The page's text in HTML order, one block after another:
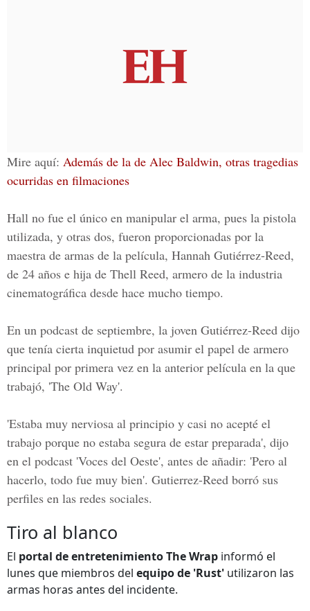
Mire aquí: Además de la de Alec Baldwin, otras tragedias
ocurridas en filmaciones
Hall no fue el único en manipular el arma, pues la pistola
utilizada, y otras dos, fueron proporcionadas por la
maestra de armas de la película, Hannah Gutiérrez-Reed,
de 24 años e hija de Thell Reed, armero de la industria
cinematográfica desde hace mucho tiempo.
En un podcast de septiembre, la joven Gutiérrez-Reed dijo
que tenía cierta inquietud por asumir el papel de armero
principal por primera vez en la anterior película en la que
trabajó, 'The Old Way'.
'Estaba muy nerviosa al principio y casi no acepté el
trabajo porque no estaba segura de estar preparada', dijo
en el podcast 'Voces del Oeste', antes de añadir: 'Pero al
hacerlo, todo fue muy bien'. Gutierrez-Reed borró sus
perfiles en las redes sociales.
Tiro al blanco
El portal de entretenimiento The Wrap informó el
lunes que miembros del equipo de 'Rust' utilizaron las
armas horas antes del incidente.